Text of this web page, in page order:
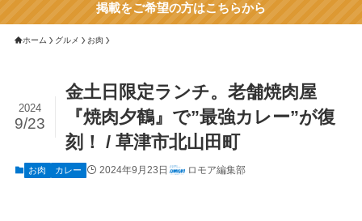
掲載をご希望の方はこちらから
ホーム グルメ お肉
金土日限定ランチ。老舗焼肉屋
『焼肉夕鶴』で”最強カレー”が復
刻！ / 草津市北山田町
2024
9/23
お肉 カレー 2024年9月23日 ロモア編集部